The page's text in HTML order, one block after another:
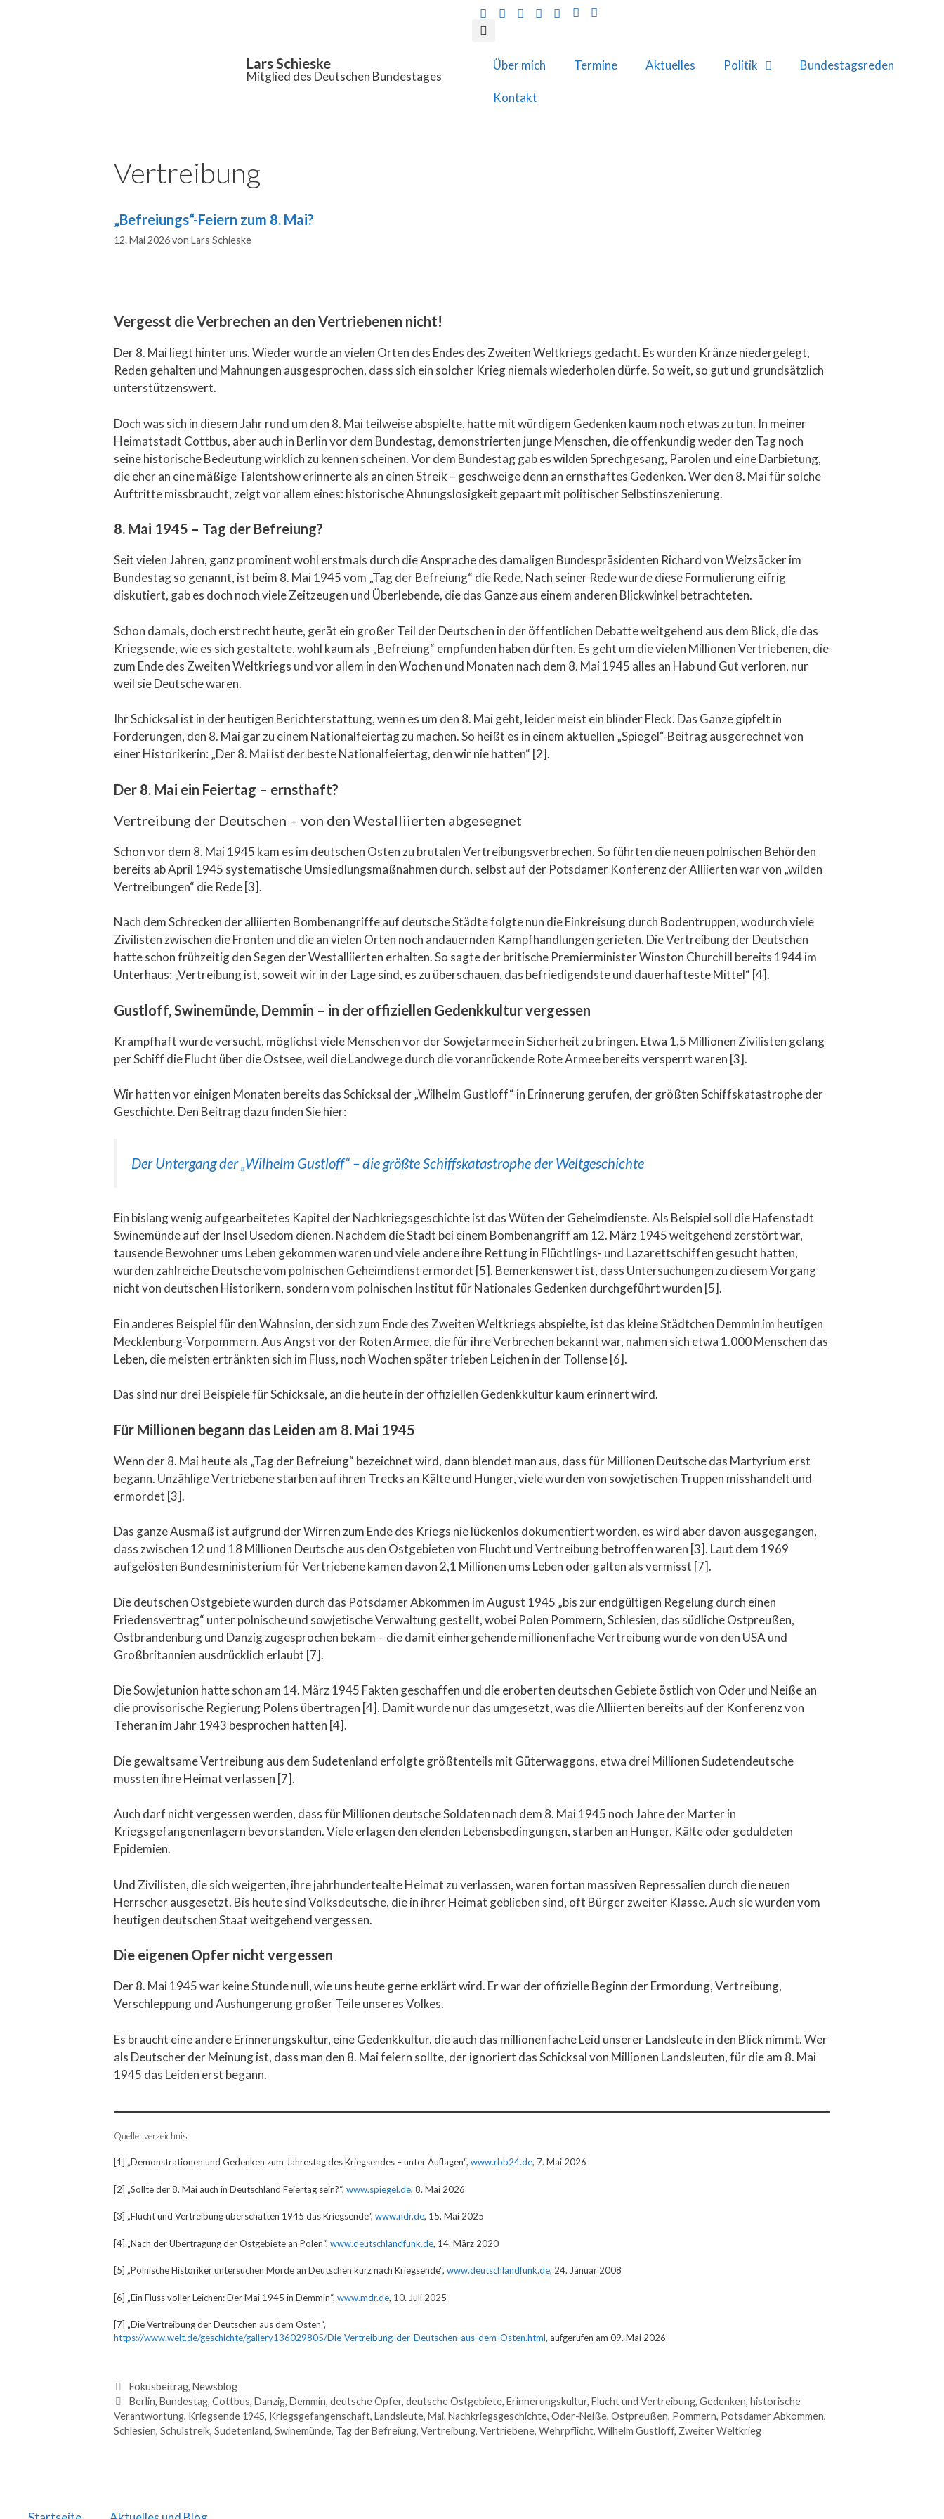
Lars Schieske
Mitglied des Deutschen Bundestages
Über mich Termine Aktuelles Politik Bundestagsreden
Kontakt
Vertreibung
„Befreiungs“-Feiern zum 8. Mai?
12. Mai 2026von Lars Schieske
Vergesst die Verbrechen an den Vertriebenen nicht!
Der 8. Mai liegt hinter uns. Wieder wurde an vielen Orten des Endes des Zweiten Weltkriegs gedacht. Es wurden Kränze niedergelegt,
Reden gehalten und Mahnungen ausgesprochen, dass sich ein solcher Krieg niemals wiederholen dürfe. So weit, so gut und grundsätzlich
unterstützenswert.
Doch was sich in diesem Jahr rund um den 8. Mai teilweise abspielte, hatte mit würdigem Gedenken kaum noch etwas zu tun. In meiner
Heimatstadt Cottbus, aber auch in Berlin vor dem Bundestag, demonstrierten junge Menschen, die offenkundig weder den Tag noch
seine historische Bedeutung wirklich zu kennen scheinen. Vor dem Bundestag gab es wilden Sprechgesang, Parolen und eine Darbietung,
die eher an eine mäßige Talentshow erinnerte als an einen Streik – geschweige denn an ernsthaftes Gedenken. Wer den 8. Mai für solche
Auftritte missbraucht, zeigt vor allem eines: historische Ahnungslosigkeit gepaart mit politischer Selbstinszenierung.
8. Mai 1945 – Tag der Befreiung?
Seit vielen Jahren, ganz prominent wohl erstmals durch die Ansprache des damaligen Bundespräsidenten Richard von Weizsäcker im
Bundestag so genannt, ist beim 8. Mai 1945 vom „Tag der Befreiung“ die Rede. Nach seiner Rede wurde diese Formulierung eifrig
diskutiert, gab es doch noch viele Zeitzeugen und Überlebende, die das Ganze aus einem anderen Blickwinkel betrachteten.
Schon damals, doch erst recht heute, gerät ein großer Teil der Deutschen in der öffentlichen Debatte weitgehend aus dem Blick, die das
Kriegsende, wie es sich gestaltete, wohl kaum als „Befreiung“ empfunden haben dürften. Es geht um die vielen Millionen Vertriebenen, die
zum Ende des Zweiten Weltkriegs und vor allem in den Wochen und Monaten nach dem 8. Mai 1945 alles an Hab und Gut verloren, nur
weil sie Deutsche waren.
Ihr Schicksal ist in der heutigen Berichterstattung, wenn es um den 8. Mai geht, leider meist ein blinder Fleck. Das Ganze gipfelt in
Forderungen, den 8. Mai gar zu einem Nationalfeiertag zu machen. So heißt es in einem aktuellen „Spiegel“-Beitrag ausgerechnet von
einer Historikerin: „Der 8. Mai ist der beste Nationalfeiertag, den wir nie hatten“ [2].
Der 8. Mai ein Feiertag – ernsthaft?
Vertreibung der Deutschen – von den Westalliierten abgesegnet
Schon vor dem 8. Mai 1945 kam es im deutschen Osten zu brutalen Vertreibungsverbrechen. So führten die neuen polnischen Behörden
bereits ab April 1945 systematische Umsiedlungsmaßnahmen durch, selbst auf der Potsdamer Konferenz der Alliierten war von „wilden
Vertreibungen“ die Rede [3].
Nach dem Schrecken der alliierten Bombenangriffe auf deutsche Städte folgte nun die Einkreisung durch Bodentruppen, wodurch viele
Zivilisten zwischen die Fronten und die an vielen Orten noch andauernden Kampfhandlungen gerieten. Die Vertreibung der Deutschen
hatte schon frühzeitig den Segen der Westalliierten erhalten. So sagte der britische Premierminister Winston Churchill bereits 1944 im
Unterhaus: „Vertreibung ist, soweit wir in der Lage sind, es zu überschauen, das befriedigendste und dauerhafteste Mittel“ [4].
Gustloff, Swinemünde, Demmin – in der offiziellen Gedenkkultur vergessen
Krampfhaft wurde versucht, möglichst viele Menschen vor der Sowjetarmee in Sicherheit zu bringen. Etwa 1,5 Millionen Zivilisten gelang
per Schiff die Flucht über die Ostsee, weil die Landwege durch die voranrückende Rote Armee bereits versperrt waren [3].
Wir hatten vor einigen Monaten bereits das Schicksal der „Wilhelm Gustloff“ in Erinnerung gerufen, der größten Schiffskatastrophe der
Geschichte. Den Beitrag dazu finden Sie hier:
Der Untergang der „Wilhelm Gustloff“ – die größte Schiffskatastrophe der Weltgeschichte
Ein bislang wenig aufgearbeitetes Kapitel der Nachkriegsgeschichte ist das Wüten der Geheimdienste. Als Beispiel soll die Hafenstadt
Swinemünde auf der Insel Usedom dienen. Nachdem die Stadt bei einem Bombenangriff am 12. März 1945 weitgehend zerstört war,
tausende Bewohner ums Leben gekommen waren und viele andere ihre Rettung in Flüchtlings- und Lazarettschiffen gesucht hatten,
wurden zahlreiche Deutsche vom polnischen Geheimdienst ermordet [5]. Bemerkenswert ist, dass Untersuchungen zu diesem Vorgang
nicht von deutschen Historikern, sondern vom polnischen Institut für Nationales Gedenken durchgeführt wurden [5].
Ein anderes Beispiel für den Wahnsinn, der sich zum Ende des Zweiten Weltkriegs abspielte, ist das kleine Städtchen Demmin im heutigen
Mecklenburg-Vorpommern. Aus Angst vor der Roten Armee, die für ihre Verbrechen bekannt war, nahmen sich etwa 1.000 Menschen das
Leben, die meisten ertränkten sich im Fluss, noch Wochen später trieben Leichen in der Tollense [6].
Das sind nur drei Beispiele für Schicksale, an die heute in der offiziellen Gedenkkultur kaum erinnert wird.
Für Millionen begann das Leiden am 8. Mai 1945
Wenn der 8. Mai heute als „Tag der Befreiung“ bezeichnet wird, dann blendet man aus, dass für Millionen Deutsche das Martyrium erst
begann. Unzählige Vertriebene starben auf ihren Trecks an Kälte und Hunger, viele wurden von sowjetischen Truppen misshandelt und
ermordet [3].
Das ganze Ausmaß ist aufgrund der Wirren zum Ende des Kriegs nie lückenlos dokumentiert worden, es wird aber davon ausgegangen,
dass zwischen 12 und 18 Millionen Deutsche aus den Ostgebieten von Flucht und Vertreibung betroffen waren [3]. Laut dem 1969
aufgelösten Bundesministerium für Vertriebene kamen davon 2,1 Millionen ums Leben oder galten als vermisst [7].
Die deutschen Ostgebiete wurden durch das Potsdamer Abkommen im August 1945 „bis zur endgültigen Regelung durch einen
Friedensvertrag“ unter polnische und sowjetische Verwaltung gestellt, wobei Polen Pommern, Schlesien, das südliche Ostpreußen,
Ostbrandenburg und Danzig zugesprochen bekam – die damit einhergehende millionenfache Vertreibung wurde von den USA und
Großbritannien ausdrücklich erlaubt [7].
Die Sowjetunion hatte schon am 14. März 1945 Fakten geschaffen und die eroberten deutschen Gebiete östlich von Oder und Neiße an
die provisorische Regierung Polens übertragen [4]. Damit wurde nur das umgesetzt, was die Alliierten bereits auf der Konferenz von
Teheran im Jahr 1943 besprochen hatten [4].
Die gewaltsame Vertreibung aus dem Sudetenland erfolgte größtenteils mit Güterwaggons, etwa drei Millionen Sudetendeutsche
mussten ihre Heimat verlassen [7].
Auch darf nicht vergessen werden, dass für Millionen deutsche Soldaten nach dem 8. Mai 1945 noch Jahre der Marter in
Kriegsgefangenenlagern bevorstanden. Viele erlagen den elenden Lebensbedingungen, starben an Hunger, Kälte oder geduldeten
Epidemien.
Und Zivilisten, die sich weigerten, ihre jahrhundertealte Heimat zu verlassen, waren fortan massiven Repressalien durch die neuen
Herrscher ausgesetzt. Bis heute sind Volksdeutsche, die in ihrer Heimat geblieben sind, oft Bürger zweiter Klasse. Auch sie wurden vom
heutigen deutschen Staat weitgehend vergessen.
Die eigenen Opfer nicht vergessen
Der 8. Mai 1945 war keine Stunde null, wie uns heute gerne erklärt wird. Er war der offizielle Beginn der Ermordung, Vertreibung,
Verschleppung und Aushungerung großer Teile unseres Volkes.
Es braucht eine andere Erinnerungskultur, eine Gedenkkultur, die auch das millionenfache Leid unserer Landsleute in den Blick nimmt. Wer
als Deutscher der Meinung ist, dass man den 8. Mai feiern sollte, der ignoriert das Schicksal von Millionen Landsleuten, für die am 8. Mai
1945 das Leiden erst begann.
Quellenverzeichnis
[1] „Demonstrationen und Gedenken zum Jahrestag des Kriegsendes – unter Auflagen“, www.rbb24.de, 7. Mai 2026
[2] „Sollte der 8. Mai auch in Deutschland Feiertag sein?“, www.spiegel.de, 8. Mai 2026
[3] „Flucht und Vertreibung überschatten 1945 das Kriegsende“, www.ndr.de, 15. Mai 2025
[4] „Nach der Übertragung der Ostgebiete an Polen“, www.deutschlandfunk.de, 14. März 2020
[5] „Polnische Historiker untersuchen Morde an Deutschen kurz nach Kriegsende“, www.deutschlandfunk.de, 24. Januar 2008
[6] „Ein Fluss voller Leichen: Der Mai 1945 in Demmin“, www.mdr.de, 10. Juli 2025
[7] „Die Vertreibung der Deutschen aus dem Osten“,
https://www.welt.de/geschichte/gallery136029805/Die-Vertreibung-der-Deutschen-aus-dem-Osten.html, aufgerufen am 09. Mai 2026
Fokusbeitrag, Newsblog
Berlin, Bundestag, Cottbus, Danzig, Demmin, deutsche Opfer, deutsche Ostgebiete, Erinnerungskultur, Flucht und Vertreibung, Gedenken, historische
Verantwortung, Kriegsende 1945, Kriegsgefangenschaft, Landsleute, Mai, Nachkriegsgeschichte, Oder-Neiße, Ostpreußen, Pommern, Potsdamer Abkommen,
Schlesien, Schulstreik, Sudetenland, Swinemünde, Tag der Befreiung, Vertreibung, Vertriebene, Wehrpflicht, Wilhelm Gustloff, Zweiter Weltkrieg